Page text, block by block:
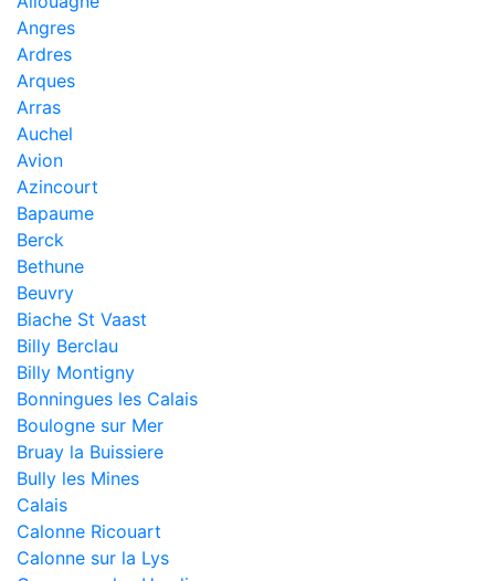
Angres
Ardres
Arques
Arras
Auchel
Avion
Azincourt
Bapaume
Berck
Bethune
Beuvry
Biache St Vaast
Billy Berclau
Billy Montigny
Bonningues les Calais
Boulogne sur Mer
Bruay la Buissiere
Bully les Mines
Calais
Calonne Ricouart
Calonne sur la Lys